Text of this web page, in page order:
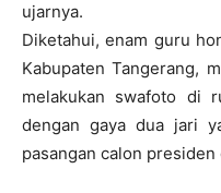
ujarnya.
Diketahui, enam guru
Kabupaten Tangerang,
melakukan swafoto di
dengan gaya dua jari
pasangan calon